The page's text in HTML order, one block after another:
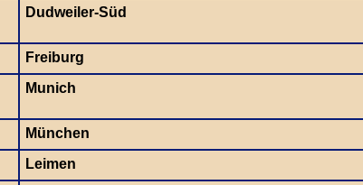
Dudweiler-Süd
Freiburg
Munich
München
Leimen